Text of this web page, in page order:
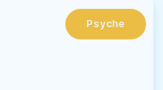
Psyche